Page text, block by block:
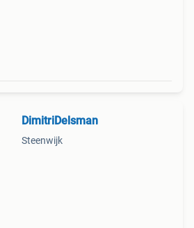
DimitriDelsman
Steenwijk